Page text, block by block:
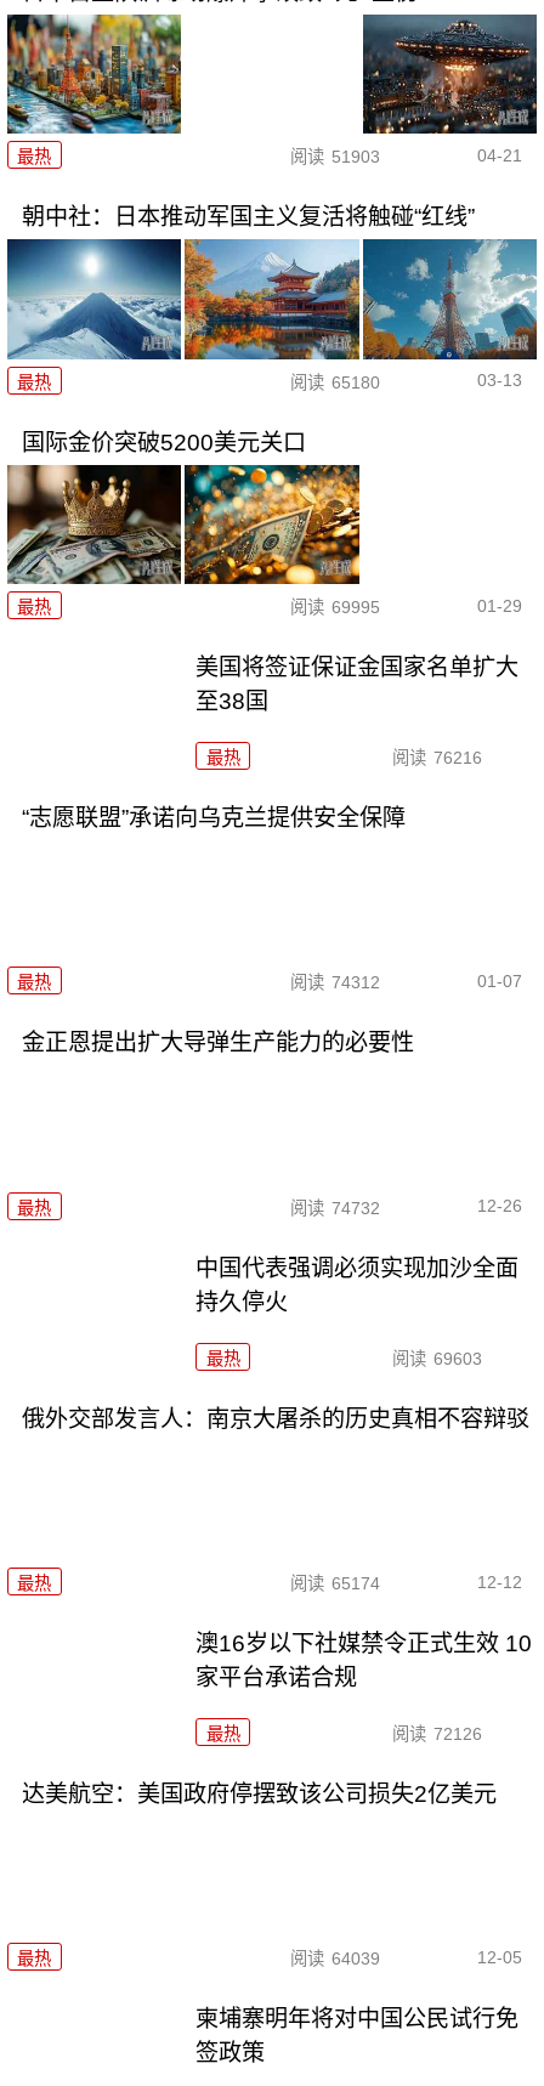
最热 阅读 51903 04-21
朝中社：日本推动军国主义复活将触碰“红线”
最热 阅读 65180 03-13
国际金价突破5200美元关口
最热 阅读 69995 01-29
美国将签证保证金国家名单扩大
至38国
最热 阅读 76216
“志愿联盟”承诺向乌克兰提供安全保障
最热 阅读 74312 01-07
金正恩提出扩大导弹生产能力的必要性
最热 阅读 74732 12-26
中国代表强调必须实现加沙全面
持久停火
最热 阅读 69603
俄外交部发言人：南京大屠杀的历史真相不容辩驳
最热 阅读 65174 12-12
澳16岁以下社媒禁令正式生效 10
家平台承诺合规
最热 阅读 72126
达美航空：美国政府停摆致该公司损失2亿美元
最热 阅读 64039 12-05
柬埔寨明年将对中国公民试行免
签政策